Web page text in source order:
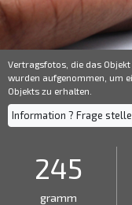
Vertragsfotos, die das
wurden aufgenommen, um
Objekts zu erhalten.
Information ? Frage
245
gramm